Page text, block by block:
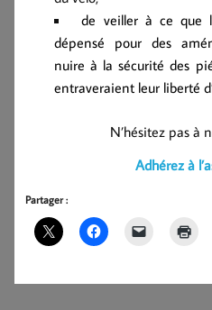
de veiller à ce que
dépensé pour des
nuire à la sécurité des
entraveraient leur liberté
N’hésitez pas à
Adhérez à
Partager :